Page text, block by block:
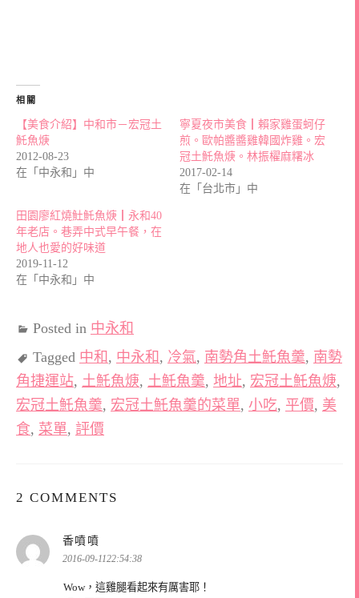
相關
【美食介紹】中和市－宏冠土
魠魚焿
2012-08-23
在「中永和」中
寧夏夜市美食┃賴家雞蛋蚵仔
煎。歐帕醬醬雞韓國炸雞。宏
冠土魠魚焿。林振櫂麻糬冰
2017-02-14
在「台北市」中
田園廖紅燒𩵚魠魚焿┃永和40
年老店。巷弄中式早午餐，在
地人也愛的好味道
2019-11-12
在「中永和」中
Posted in 中永和
Tagged 中和 , 中永和 , 冷氣, 南勢角土魠魚羹, 南勢
角捷運站, 土魠魚焿, 土魠魚羹, 地址, 宏冠土魠魚焿,
宏冠土魠魚羹, 宏冠土魠魚羹的菜單, 小吃, 平價, 美
食, 菜單, 評價
2 COMMENTS
香噴噴
示:
2016-09-1122:54:38
Wow，這雞腿看起來有厲害耶！